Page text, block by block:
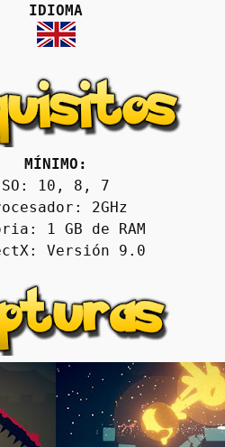
IDIOMA
MÍNIMO:
SO: 10, 8, 7
2GHz
1 GB de RAM
Versión 9.0